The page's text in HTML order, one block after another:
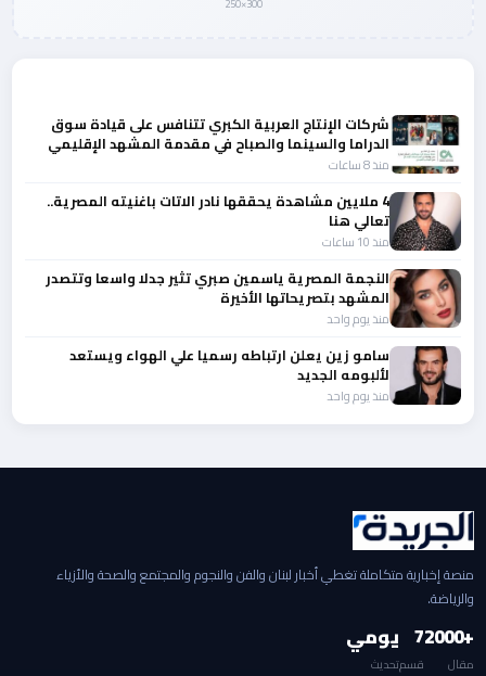
شركات الإنتاج العربية الكبري تتنافس على قيادة سوق
الدراما والسينما والصباح في مقدمة المشهد الإقليمي
منذ 8 ساعات
4 ملايين مشاهدة يحققها نادر الاتات باغنيته المصرية..
تعالي هنا
منذ 10 ساعات
النجمة المصرية ياسمين صبري تثير جدلا واسعا وتتصدر
المشهد بتصريحاتها الأخيرة
منذ يوم واحد
سامو زين يعلن ارتباطه رسميا علي الهواء ويستعد
لألبومه الجديد
منذ يوم واحد
منصة إخبارية متكاملة تغطي أخبار لبنان والفن والنجوم والمجتمع والصحة والأزياء
والرياضة.
+2000
مقال
7
قسم
يومي
تحديث